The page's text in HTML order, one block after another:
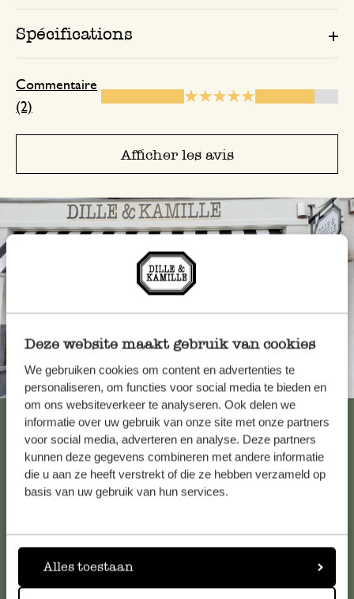
Deze website maakt gebruik van cookies
We gebruiken cookies om content en advertenties te
personaliseren, om functies voor social media te bieden en
om ons websiteverkeer te analyseren. Ook delen we
informatie over uw gebruik van onze site met onze partners
voor social media, adverteren en analyse. Deze partners
kunnen deze gegevens combineren met andere informatie
die u aan ze heeft verstrekt of die ze hebben verzameld op
basis van uw gebruik van hun services.
Alles toestaan
Spécifications
Commentaire
(2)
Afficher les avis
Toujours à proximité
Voir les 62 magasins
Service clientèle
veuillez contacter notre service clientèle. Ou retrouvez ici
nos réponses auxquestions les plus fréquemment posées